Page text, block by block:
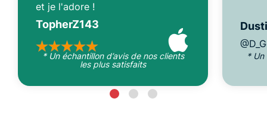
et je l'adore !
TopherZ143
* Un échantillon d’avis de nos clients
les plus satisfaits
* Un